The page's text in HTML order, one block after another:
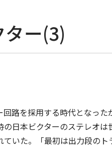
ー(3)
路を採用する時代となっ
日本ビクターのステレオ
いた。「最初は出力段のト